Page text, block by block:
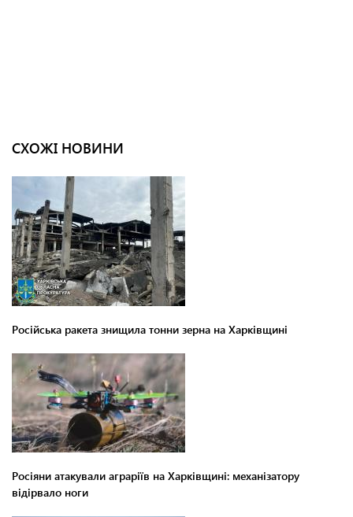
СХОЖІ НОВИНИ
Російська ракета знищила тонни зерна на Харківщині
Росіяни атакували аграріїв на Харківщині: механізатору
відірвало ноги